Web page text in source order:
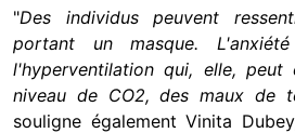
"Des individus peuvent
portant un masque.
l'hyperventilation qui, elle, peut
niveau de CO2, des maux de
souligne également Vinita